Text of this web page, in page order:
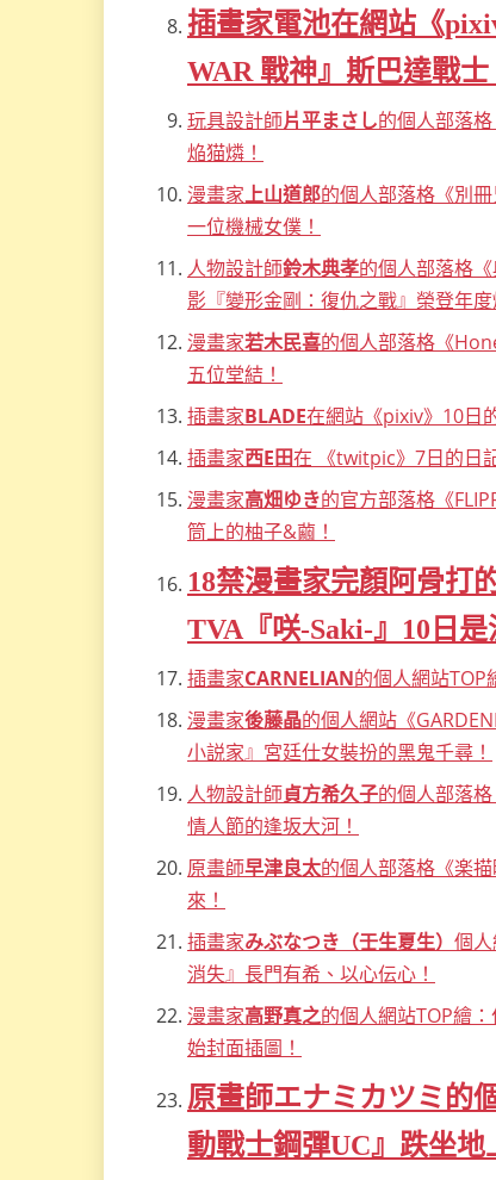
插畫家電池在網站《
WAR 戰神』斯巴達戰士
玩具設計師片平まさし的個人部落
焔猫燐！
漫畫家上山道郎的個人部落格《別
一位機械女僕！
人物設計師鈴木典孝的個人部落格
影『變形金剛：復仇之戰』榮登年度
漫畫家若木民喜的個人部落格《
五位堂結！
插畫家BLADE在網站《pixiv》10日
插畫家西E田在 《twitpic》7日的日
漫畫家高畑ゆき的官方部落格《
筒上的柚子&繭！
18禁漫畫家完顏阿骨打
TVA『咲-Saki-』10日
插畫家CARNELIAN的個人網站
漫畫家後藤晶的個人網站《
小説家』宮廷仕女裝扮的黑鬼千尋！
人物設計師貞方希久子的個人部落
情人節的逢坂大河！
原畫師早津良太的個人部落格《楽
來！
插畫家みぶなつき（壬生夏生） 個
消失』長門有希、以心伝心！
漫畫家高野真之的個人網站TOP繪
始封面插圖！
原畫師エナミカツミ的
動戰士鋼彈UC』跌坐地